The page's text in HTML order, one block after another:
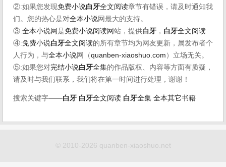
②:如果您发现免费小说白牙全文阅读章节有错误，请及时通知我
们。您的热心是对全本小说网最大的支持。
③:全本小说网是免费小说阅读网站，提供白牙 ， 白牙全文阅读
④:免费小说白牙全文阅读的所有章节均为网友更新，属发布者个
人行为，与全本小说网（quanben-xiaoshuo.com ）立场无关。
⑤:如果您对完结小说白牙全集的作品版权、内容等方面有质疑，
请及时与我们联系，我们将在第一时间进行处理，谢谢！
搜索关键字——白牙 白牙全文阅读 白牙全集 全本其它书籍
© 2010-2026 quanben-xiaoshuo.net